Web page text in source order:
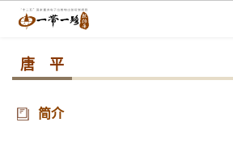
唐 平
简介